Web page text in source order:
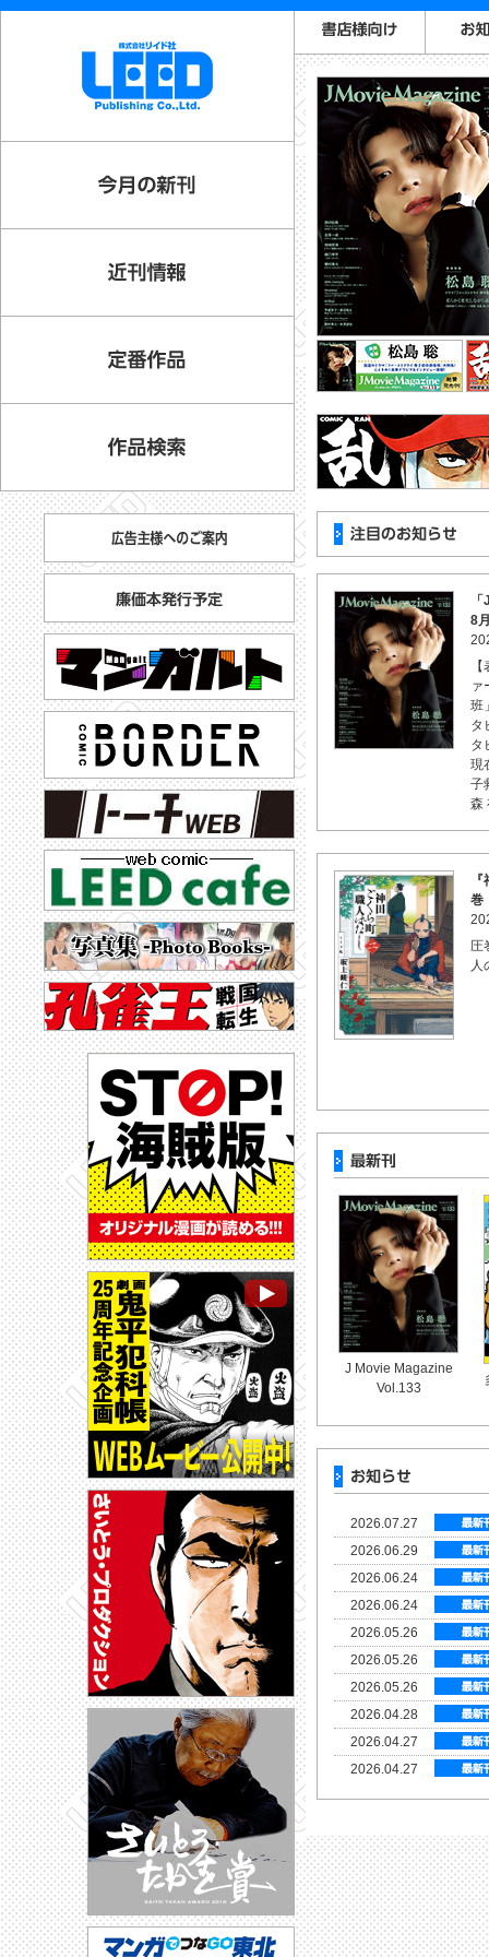
8
ァ
班
タ
タ
現
子
森
巻
圧
人
J Movie Magazine
Vol.133
2026.07.27
2026.06.29
2026.06.24
2026.06.24
2026.05.26
2026.05.26
2026.05.26
2026.04.28
2026.04.27
2026.04.27